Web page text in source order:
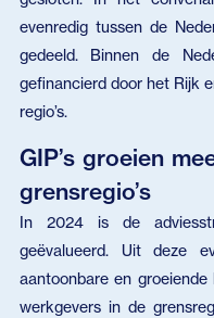
evenredig tussen de
gedeeld. Binnen de
gefinancierd door het Rijk
regio’s.
GIP’s groeien
grensregio’s
In 2024 is de
geëvalueerd. Uit deze
aantoonbare en
werkgevers in de